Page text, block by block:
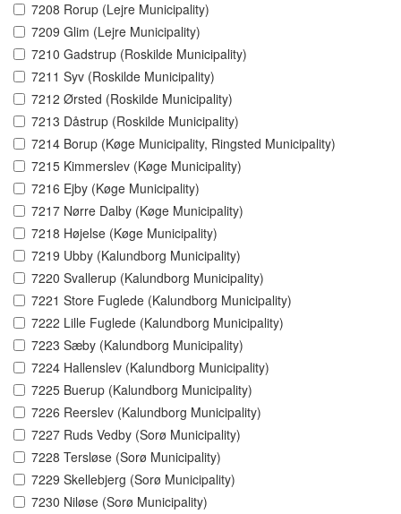
7208 Rorup (Lejre Municipality)
7209 Glim (Lejre Municipality)
7210 Gadstrup (Roskilde Municipality)
7211 Syv (Roskilde Municipality)
7212 Ørsted (Roskilde Municipality)
7213 Dåstrup (Roskilde Municipality)
7214 Borup (Køge Municipality, Ringsted Municipality)
7215 Kimmerslev (Køge Municipality)
7216 Ejby (Køge Municipality)
7217 Nørre Dalby (Køge Municipality)
7218 Højelse (Køge Municipality)
7219 Ubby (Kalundborg Municipality)
7220 Svallerup (Kalundborg Municipality)
7221 Store Fuglede (Kalundborg Municipality)
7222 Lille Fuglede (Kalundborg Municipality)
7223 Sæby (Kalundborg Municipality)
7224 Hallenslev (Kalundborg Municipality)
7225 Buerup (Kalundborg Municipality)
7226 Reerslev (Kalundborg Municipality)
7227 Ruds Vedby (Sorø Municipality)
7228 Tersløse (Sorø Municipality)
7229 Skellebjerg (Sorø Municipality)
7230 Niløse (Sorø Municipality)